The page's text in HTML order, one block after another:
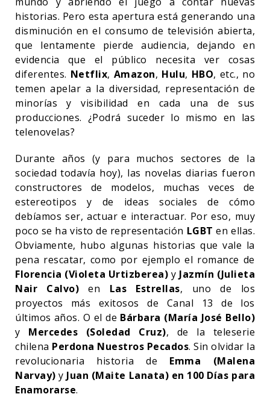
historias. Pero esta apertura está generando una
disminución en el consumo de televisión abierta,
que lentamente pierde audiencia, dejando en
evidencia que el público necesita ver cosas
diferentes. Netflix, Amazon, Hulu, HBO, etc., no
temen apelar a la diversidad, representación de
minorías y visibilidad en cada una de sus
producciones. ¿Podrá suceder lo mismo en las
telenovelas?
Durante años (y para muchos sectores de la
sociedad todavía hoy), las novelas diarias fueron
constructores de modelos, muchas veces de
estereotipos y de ideas sociales de cómo
debíamos ser, actuar e interactuar. Por eso, muy
poco se ha visto de representación LGBT en ellas.
Obviamente, hubo algunas historias que vale la
pena rescatar, como por ejemplo el romance de
Florencia (Violeta Urtizberea)y Jazmín (Julieta
Nair Calvo) en Las Estrellas, uno de los
proyectos más exitosos de Canal 13 de los
últimos años. O el de Bárbara (María José Bello)
y Mercedes (Soledad Cruz), de la teleserie
chilena Perdona Nuestros Pecados. Sin olvidar la
revolucionaria historia de Emma (Malena
Narvay) y Juan (Maite Lanata) en 100 Días para
Enamorarse.